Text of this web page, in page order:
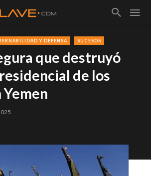
Y DEFENSA SUCESOS
que destruyó
de los